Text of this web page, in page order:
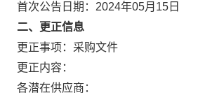
首次公告日期：2024年05月
二、更正信息
更正事项：采购文件
更正内容：
各潜在供应商：